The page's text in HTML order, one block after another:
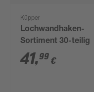
Küpper
Lochwandhaken-
Sortiment 30-teilig
41,99 €